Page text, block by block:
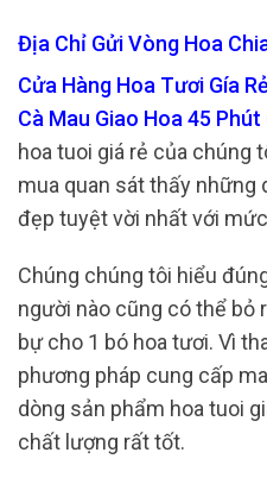
Địa Chỉ Gửi Vòng Hoa
Cửa Hàng Hoa Tươi Gía
Cà Mau Giao Hoa 45 Phút
hoa tuoi giá rẻ của chúng
mua quan sát thấy những
đẹp tuyệt vời nhất với
Chúng chúng tôi hiểu
người nào cũng có thể bỏ
bự cho 1 bó hoa tươi. Vì
phương pháp cung cấp
dòng sản phẩm hoa tuoi
chất lượng rất tốt.